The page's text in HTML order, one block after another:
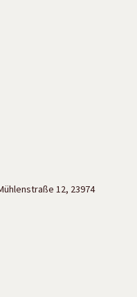
12, 23974